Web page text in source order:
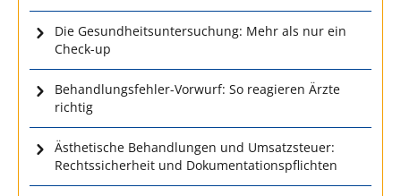
Die Gesundheitsuntersuchung: Mehr als nur ein
Check-up
Behandlungsfehler-Vorwurf: So reagieren Ärzte
richtig
Ästhetische Behandlungen und Umsatzsteuer:
Rechtssicherheit und Dokumentationspflichten